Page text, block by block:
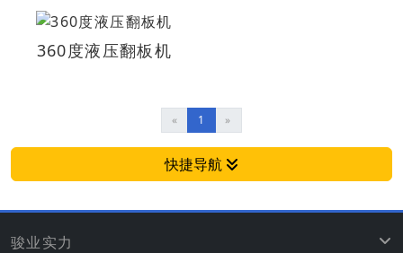
360度液压翻板机
« 1 »
快捷导航
骏业实力